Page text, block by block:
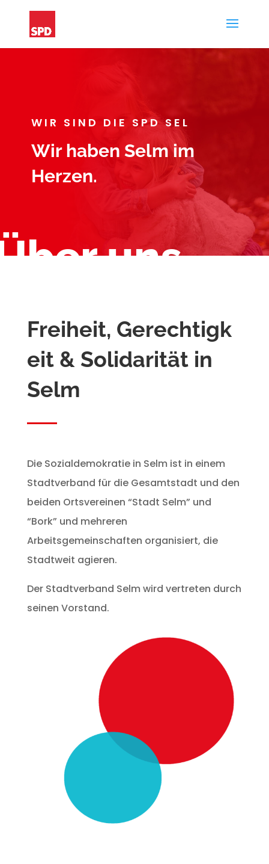
WIR SIND DIE SPD SEL
Wir haben Selm im
Herzen.
uns
Freiheit, Gerechtigk
eit & Solidarität in
Selm
Die Sozialdemokratie in Selm ist in einem
Stadtverband für die Gesamtstadt und den
beiden Ortsvereinen “Stadt Selm” und
“Bork” und mehreren
Arbeitsgemeinschaften organisiert, die
Stadtweit agieren.
Der Stadtverband Selm wird vertreten durch
seinen Vorstand.